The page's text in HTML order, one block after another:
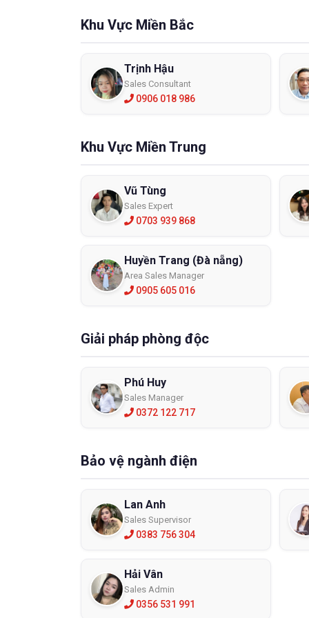
Khu Vực Miền Bắc
Trịnh Hậu
Sales Consultant
0906 018 986
Khu Vực Miền Trung
Vũ Tùng
Sales Expert
0703 939 868
Huyền Trang (Đà nẵng)
Area Sales Manager
0905 605 016
Giải pháp phòng độc
Phú Huy
Sales Manager
0372 122 717
Bảo vệ ngành điện
Lan Anh
Sales Supervisor
0383 756 304
Hải Vân
Sales Admin
0356 531 991